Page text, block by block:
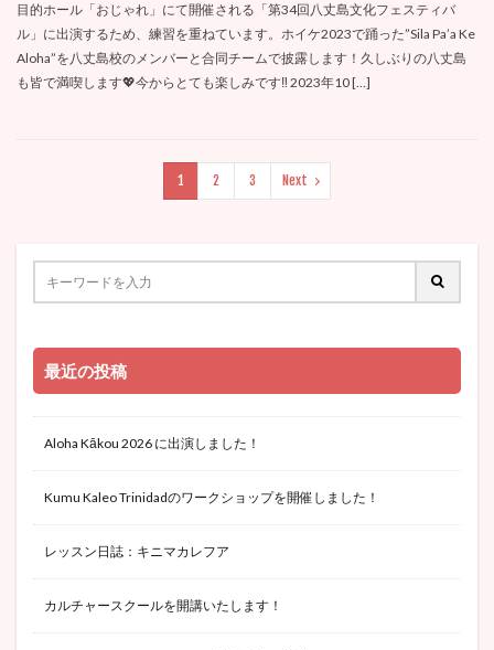
目的ホール「おじゃれ」にて開催される「第34回八丈島文化フェスティバ
ル」に出演するため、練習を重ねています。ホイケ2023で踊った”Sila Pa’a Ke
Aloha”を八丈島校のメンバーと合同チームで披露します！久しぶりの八丈島
も皆で満喫します💖今からとても楽しみです‼️ 2023年10 […]
1 2 3 Next
最近の投稿
Aloha Kākou 2026 に出演しました！
Kumu Kaleo Trinidadのワークショップを開催しました！
レッスン日誌：キニマカレフア
カルチャースクールを開講いたします！